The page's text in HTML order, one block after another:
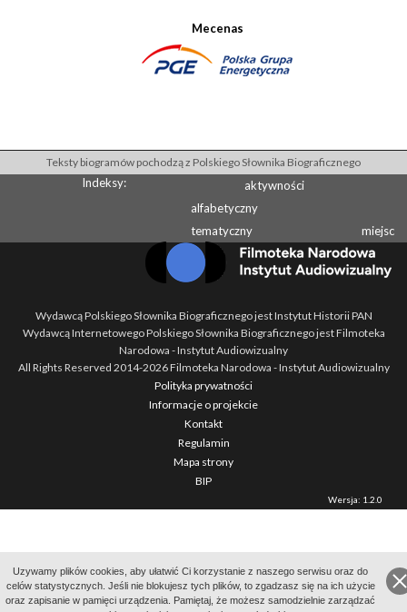
Mecenas
Uzywamy plików cookies, aby ułatwić Ci korzystanie z naszego serwisu oraz do
celów statystycznych. Jeśli nie blokujesz tych plików, to zgadzasz się na ich użycie
oraz zapisanie w pamięci urządzenia. Pamiętaj, że możesz samodzielnie zarządzać
Teksty biogramów pochodzą z Polskiego Słownika Biograficznego
Indeksy:
aktywności
alfabetyczny
tematyczny
miejsc
Wydawcą Polskiego Słownika Biograficznego jest Instytut Historii PAN
Wydawcą Internetowego Polskiego Słownika Biograficznego jest Filmoteka
Narodowa - Instytut Audiowizualny
All Rights Reserved 2014-2026Filmoteka Narodowa - Instytut Audiowizualny
Polityka prywatności
Informacje o projekcie
Kontakt
Regulamin
Mapa strony
BIP
Wersja: 1.2.0